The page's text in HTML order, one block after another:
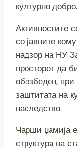
културно добро.
Активностите
со јавните
надзор на НУ
просторот да
обезбеден,
заштитата на
наследство.
Чарши џамија
структура на